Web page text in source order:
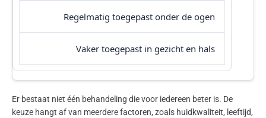
Regelmatig toegepast onder de ogen
Vaker toegepast in gezicht en hals
Er bestaat niet één behandeling die voor iedereen beter is. De
keuze hangt af van meerdere factoren, zoals huidkwaliteit, leeftijd,